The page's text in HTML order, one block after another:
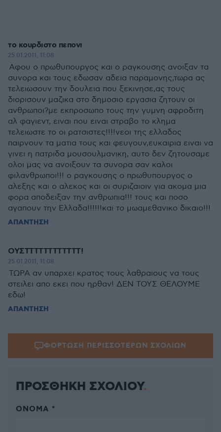
το κουρδιστο πεπονι
25.01.2011, 11:08
Αφου ο πρωθυπουργος και ο ραγκουσης ανοιξαν τα
συνορα και τους εδωσαν αδεια παραμονης,τωρα ας
τελειωσουν την δουλεια που ξεκινησε,ας τους
διορισουν μαζικα στο δημοσιο εργασια ζητουν οι
ανθρωποι?με εκπροσωπο τους την γυμνη αφροδιτη
αλ φαγιεντ, ειναι που ειναι στραβο το κλημα
τελειωστε το οι ρατσιστες!!!!νεοι της ελλαδος
παιρνουν τα ματια τους και φευγουν,ευκαιρια ειναι να
γινει η πατριδα μουσουλμανικη, αυτο δεν ζητουσαμε
ολοι μας να ανοιξουν τα συνορα σαν καλοι
φιλανθρωποι!!! ο ραγκουσης ο πρωθυπουργος ο
αλεξης και ο αλεκος και οι συριζαιοιν για ακομα μια
φορα αποδειξαν την ανθρωπια!!! τους και ποσο
αγαπουν την Ελλαδα!!!!!!και το μωαμεθανικο δικαιο!!!
ΑΠΑΝΤΗΣΗ
ΟΥΣΤΤΤΤΤΤΤΤΤΤΤΤ!
25.01.2011, 11:08
ΤΩΡΑ αν υπαρχει κρατος τους λαθραιους να τους
στειλει απο εκει που ηρθαν! ΔΕΝ ΤΟΥΣ ΘΕΛΟΥΜΕ
εδω!
ΑΠΑΝΤΗΣΗ
ΦΟΡΤΩΣΗ ΠΕΡΙΣΣΟΤΕΡΩΝ ΣΧΟΛΙΩΝ
ΠΡΟΣΘΗΚΗ ΣΧΟΛΙΟΥ
ΌΝΟΜΑ *